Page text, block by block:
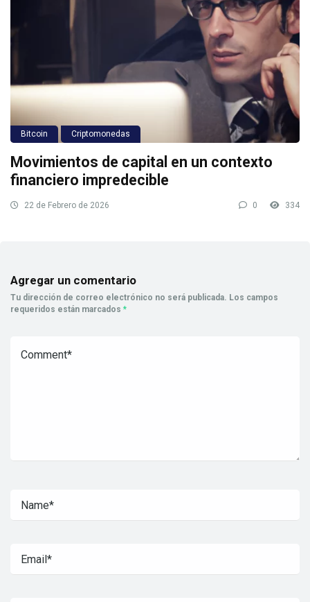
Bitcoin Criptomonedas
Movimientos de capital en un contexto
financiero impredecible
22 de Febrero de 2026 0 334
Agregar un comentario
Tu dirección de correo electrónico no será publicada. Los campos
requeridos están marcados *